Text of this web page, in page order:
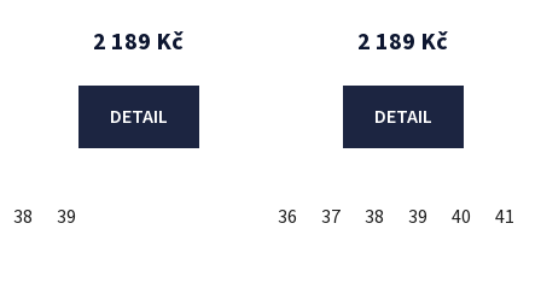
2 189 Kč
DETAIL
38 39
2 189 Kč
DETAIL
36 37 38 39 40 41